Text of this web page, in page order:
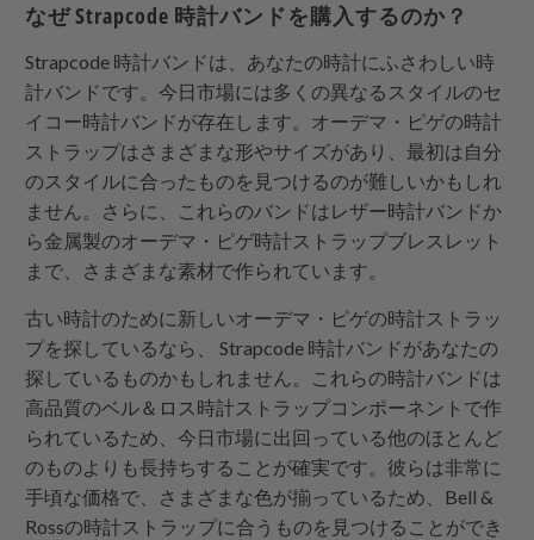
なぜStrapcode 時計バンドを購入するのか？
Strapcode 時計バンドは、あなたの時計にふさわしい時
計バンドです。今日市場には多くの異なるスタイルのセ
イコー時計バンドが存在します。オーデマ・ピゲの時計
ストラップはさまざまな形やサイズがあり、最初は自分
のスタイルに合ったものを見つけるのが難しいかもしれ
ません。さらに、これらのバンドはレザー時計バンドか
ら金属製のオーデマ・ピゲ時計ストラップブレスレット
まで、さまざまな素材で作られています。
古い時計のために新しいオーデマ・ピゲの時計ストラッ
プを探しているなら、Strapcode 時計バンドがあなたの
探しているものかもしれません。これらの時計バンドは
高品質のベル＆ロス時計ストラップコンポーネントで作
られているため、今日市場に出回っている他のほとんど
のものよりも長持ちすることが確実です。彼らは非常に
手頃な価格で、さまざまな色が揃っているため、Bell &
Rossの時計ストラップに合うものを見つけることができ